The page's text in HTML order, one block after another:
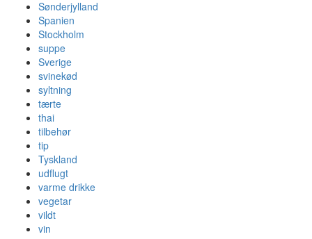
Sønderjylland
Spanien
Stockholm
suppe
Sverige
svinekød
syltning
tærte
thai
tilbehør
tip
Tyskland
udflugt
varme drikke
vegetar
vildt
vin